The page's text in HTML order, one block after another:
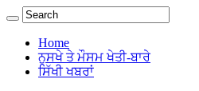
Home
ਨੁਸਖੇ ਤੇ ਮੌਸਮ ਖੇਤੀ-ਬਾਰੇ
ਸਿੱਖੀ ਖਬਰਾਂ